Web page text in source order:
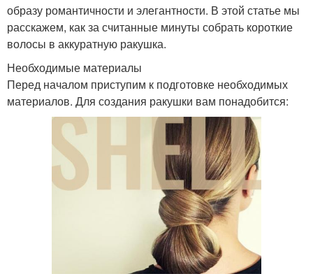
образу романтичности и элегантности. В этой статье мы
расскажем, как за считанные минуты собрать короткие
волосы в аккуратную ракушка.
Необходимые материалы
Перед началом приступим к подготовке необходимых
материалов. Для создания ракушки вам понадобится: